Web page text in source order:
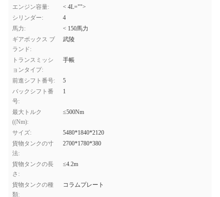
エンジン容量:
< 4L="">
シリンダー:
4
馬力:
< 150馬力
ギアボックス ブ
ランド:
武陵
トランスミッシ
ョンタイプ:
手帳
前進シフト番号:
5
バックシフト番
号:
1
最大トルク
((Nm):
≤500Nm
サイズ:
5480*1840*2120
貨物タンクの寸
法:
2700*1780*380
貨物タンクの長
さ:
≤4.2m
貨物タンクの種
類:
コラムプレート